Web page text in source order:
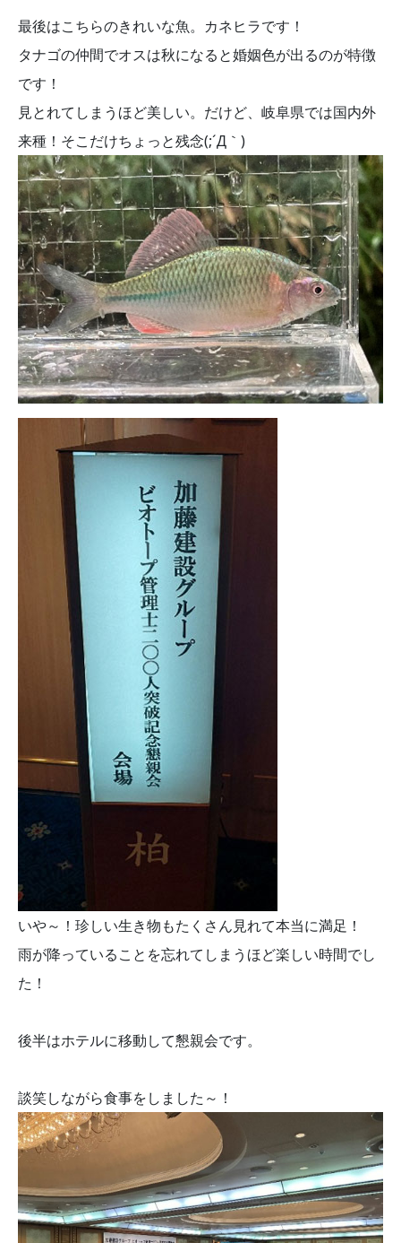
最後はこちらのきれいな魚。カネヒラです！
タナゴの仲間でオスは秋になると婚姻色が出るのが特徴
です！
見とれてしまうほど美しい。だけど、岐阜県では国内外
来種！そこだけちょっと残念(;´Д｀)
いや～！珍しい生き物もたくさん見れて本当に満足！
雨が降っていることを忘れてしまうほど楽しい時間でし
た！
後半はホテルに移動して懇親会です。
談笑しながら食事をしました～！